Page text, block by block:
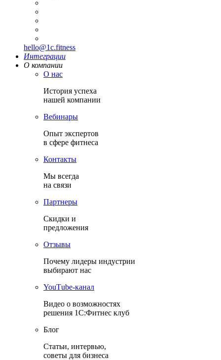
hello@1c.fitness
Интеграции
О компании
О нас
История успеха
нашей компании
Вебинары
Опыт экспертов
в сфере фитнеса
Контакты
Мы всегда
на связи
Партнеры
Скидки и
предложения
Отзывы
Почему лидеры индустрии
выбирают нас
YouТube-канал
Видео о возможностях
решения 1С:Фитнес клуб
Блог
Статьи, интервью,
советы для бизнеса